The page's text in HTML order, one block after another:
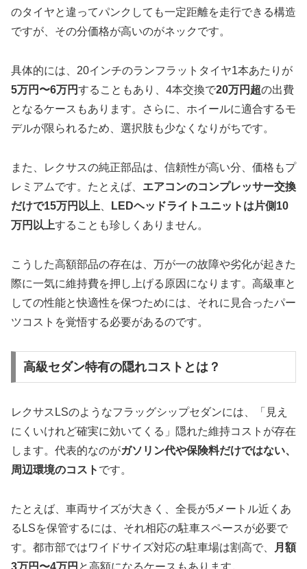
のタイヤと違ってパンクしても一定距離を走行できる構造
ですが、その分価格が高いのがネックです。
具体的には、20インチのランフラットタイヤ1本あたりが
5万円〜6万円することもあり、4本交換で20万円超の出費
となるケースもあります。さらに、ホイールに適合するモ
デルが限られるため、選択肢も少なくなりがちです。
また、レクサスの純正部品は、信頼性が高い分、価格もプ
レミアムです。たとえば、 エアコンのコンプレッサー交換
だけで15万円以上
LEDヘッドライトユニットは片側10
万円以上することも珍しくありません。
こうした高額部品の存在は、万が一の故障や劣化が起きた
際に一気に維持費を押し上げる原因になります。高級車と
しての性能と快適性を保つためには、それに見合ったパー
ツコストを覚悟する必要があるのです。
高級セダン特有の隠れコストとは？
レクサスLSのようなフラッグシップセダンには、「見え
にくいけれど確実に効いてくる」隠れた維持コストが存在
します。代表的なのがガソリン代や保険料だけではない、
周辺環境のコスト です。
たとえば、車両サイズが大きく、全長が5メートル近くあ
るLSを保管するには、それ相応の駐車スペースが必要で
す。都市部ではワイドサイズ対応の駐車場は割高で、
月額
3万円〜4万円 と高額になるケースもあります。